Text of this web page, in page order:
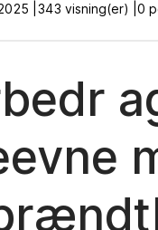
| 343 visning(er) | 0